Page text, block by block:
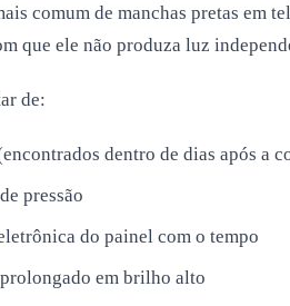
comum de manchas pretas
que ele não produza luz
de:
dentro de dias após a
pressão
do painel com o tempo
em brilho alto